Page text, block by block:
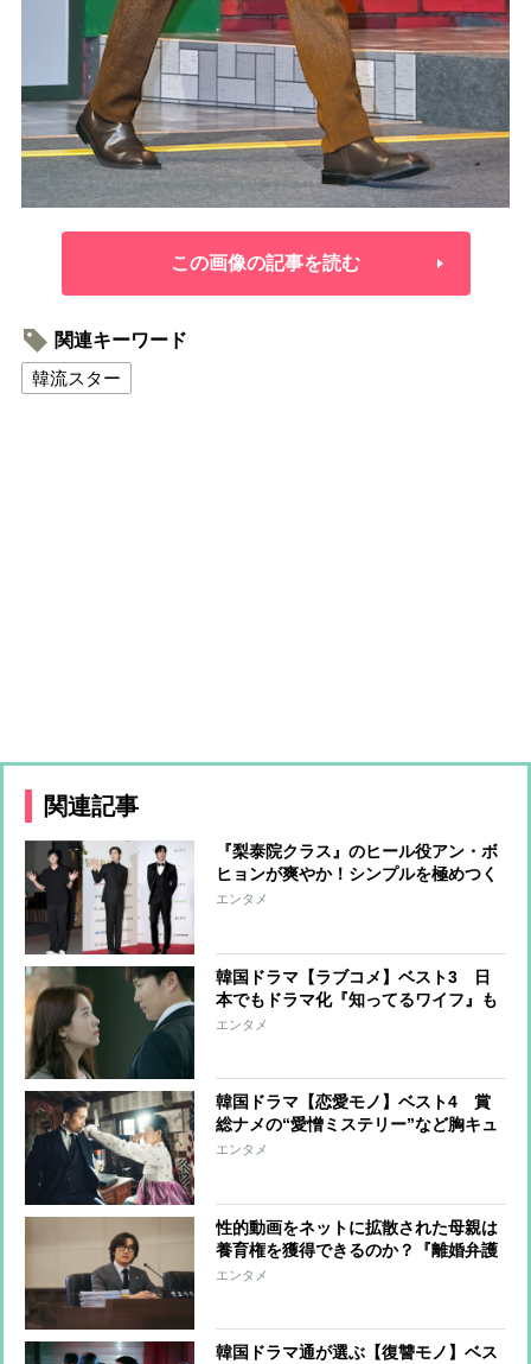
この画像の記事を読む
関連キーワード
韓流スター
関連記事
『梨泰院クラス』のヒール役アン・ボ
ヒョンが爽やか！シンプルを極めつく
したコーデ6選
エンタメ
韓国ドラマ【ラブコメ】ベスト3 日
本でもドラマ化『知ってるワイフ』も
ランクイン
エンタメ
韓国ドラマ【恋愛モノ】ベスト4 賞
総ナメの“愛憎ミステリー”など胸キュ
ン作品
エンタメ
性的動画をネットに拡散された母親は
養育権を獲得できるのか？『離婚弁護
士シン・ソンハン』は有責配偶者を弁
エンタメ
韓国ドラマ通が選ぶ【復讐モノ】ベス